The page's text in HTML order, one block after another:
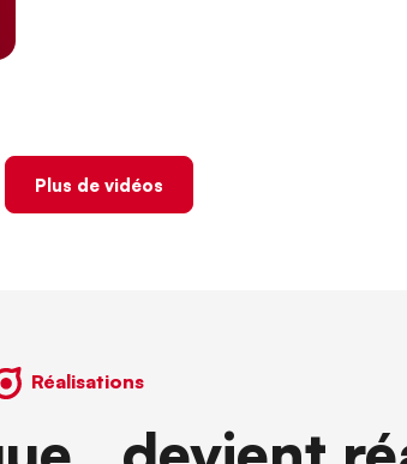
Plus de vidéos
Réalisations